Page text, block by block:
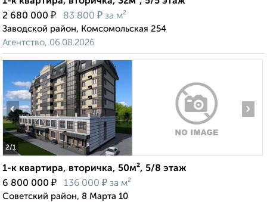
2 680 000 ₽ 83 800 ₽ за м²
Заводской район, Комсомольская 254
Агентство, 06.08.2026
2/1
‹ ›
1-к квартира, вторичка, 50м², 5/8 этаж
6 800 000 ₽ 136 000 ₽ за м²
Советский район, 8 Марта 10